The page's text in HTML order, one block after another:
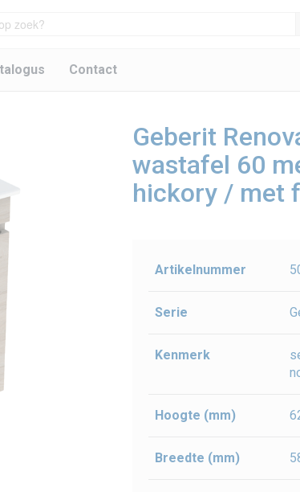
Contact
Geberit
wastafel 60
hickory / met
Artikelnummer
Serie
Kenmerk
Hoogte (mm)
Breedte (mm)